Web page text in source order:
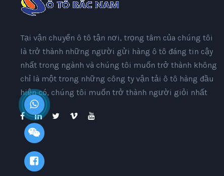
Tại vận chuyển ô tô tận nơi, trọng tâm của chúng tôi
là trở thành những người gửi hàng ô tô đáng tin cậy
nhất trong ngành và chúng tôi muốn trở thành không
chỉ là một trong những công ty vận tải ô tô hàng đầu
hiện có, chúng tôi muốn trở thành người giỏi nhất